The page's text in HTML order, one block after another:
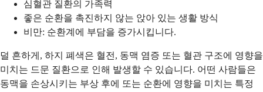
심혈관 질환의 가족력
좋은 순환을 촉진하지 않는 앉아 있는 생활 방식
비만: 순환계에 부담을 증가시킵니다.
덜 흔하게, 하지 폐색은 혈전, 동맥 염증 또는 혈관 구조에 영향을
미치는 드문 질환으로 인해 발생할 수 있습니다. 어떤 사람들은
동맥을 손상시키는 부상 후에 또는 순환에 영향을 미치는 특정